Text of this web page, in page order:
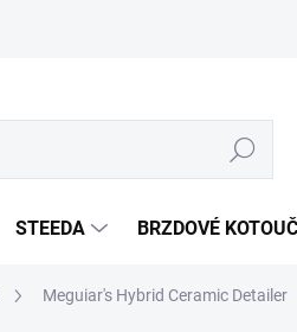
Hledat
STEEDA BRZDOVÉ
Meguiar's Hybrid Ceramic Detailer